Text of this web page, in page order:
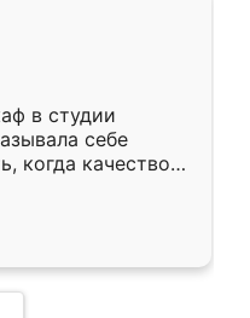
в студии
себе
когда качеством
кухня уже почти